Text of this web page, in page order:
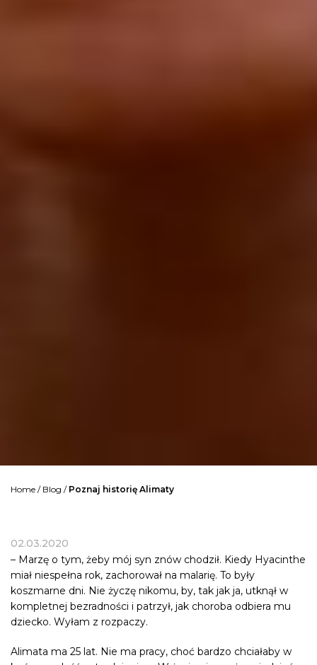
Home / Blog / Poznaj historię Alimaty
02.03.2020
– Marzę o tym, żeby mój syn znów chodził. Kiedy Hyacinthe
miał niespełna rok, zachorował na malarię. To były
koszmarne dni. Nie życzę nikomu, by, tak jak ja, utknął w
kompletnej bezradności i patrzył, jak choroba odbiera mu
dziecko. Wyłam z rozpaczy.
Alimata ma 25 lat. Nie ma pracy, choć bardzo chciałaby w